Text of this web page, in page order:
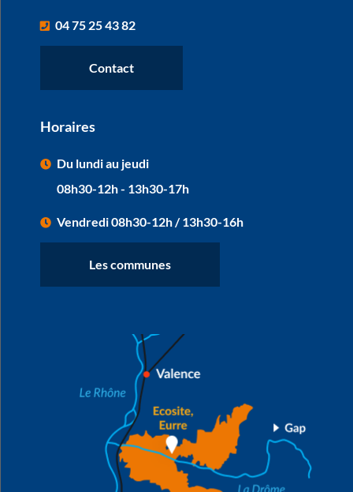
04 75 25 43 82
Contact
Horaires
Du lundi au jeudi
08h30-12h - 13h30-17h
Vendredi 08h30-12h / 13h30-16h
Les communes